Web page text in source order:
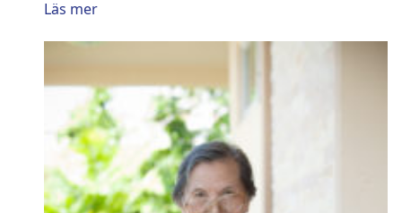
Läs mer